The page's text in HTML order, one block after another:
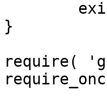
}
require(